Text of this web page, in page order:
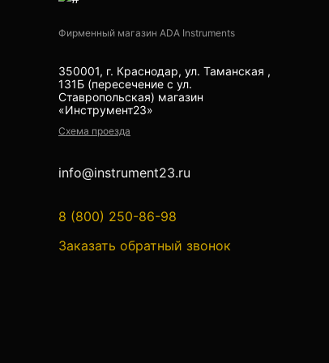
Теодолиты электронные
Туристические навигаторы и
Компас
Фирменный магазин ADA Instruments
350001, г. Краснодар, ул. Таманская ,
131Б (пересечение с ул.
Ставропольская) магазин
«Инструмент23»
Схема проезда
info@instrument23.ru
8 (800) 250-86-98
Заказать обратный звонок